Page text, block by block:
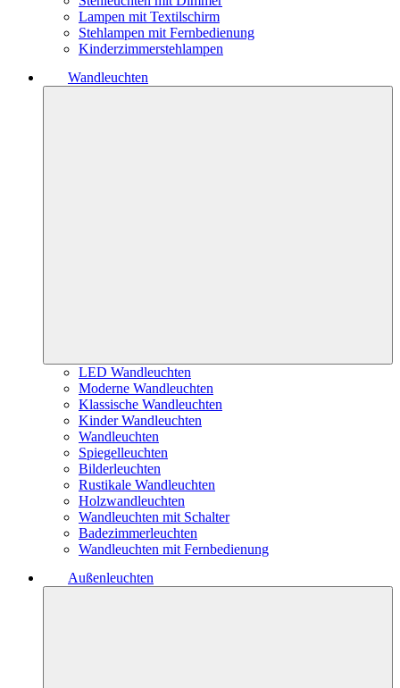
Lampen mit Textilschirm
Stehlampen mit Fernbedienung
Kinderzimmerstehlampen
Wandleuchten
LED Wandleuchten
Moderne Wandleuchten
Klassische Wandleuchten
Kinder Wandleuchten
Wandleuchten
Spiegelleuchten
Bilderleuchten
Rustikale Wandleuchten
Holzwandleuchten
Wandleuchten mit Schalter
Badezimmerleuchten
Wandleuchten mit Fernbedienung
Außenleuchten